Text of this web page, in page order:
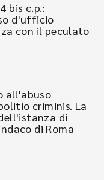
bis c.p.:
d'ufficio
con il peculato
all'abuso
criminis. La
di
di Roma